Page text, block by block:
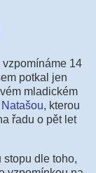
vzpomínáme 14
potkal jen
mladickém
Natašou, kterou
řadu o pět let
stopu dle toho,